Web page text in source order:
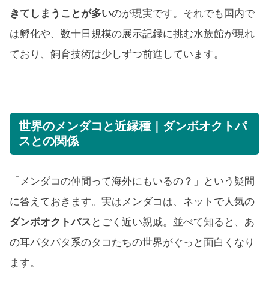
きてしまうことが多いのが現実です。それでも国内で
は孵化や、数十日規模の展示記録に挑む水族館が現れ
ており、飼育技術は少しずつ前進しています。
世界のメンダコと近縁種｜ダンボオクトパ
スとの関係
「メンダコの仲間って海外にもいるの？」という疑問
に答えておきます。実はメンダコは、ネットで人気の
ダンボオクトパス とごく近い親戚。並べて知ると、あ
の耳パタパタ系のタコたちの世界がぐっと面白くなり
ます。